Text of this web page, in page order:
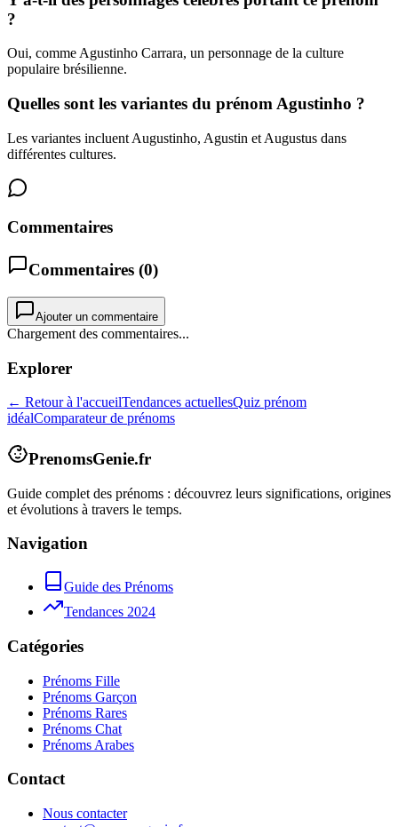
?
Oui, comme Agustinho Carrara, un personnage de la culture
populaire brésilienne.
Quelles sont les variantes du prénom Agustinho ?
Les variantes incluent Augustinho, Agustin et Augustus dans
différentes cultures.
Commentaires
Commentaires (0)
Ajouter un commentaire
Chargement des commentaires...
Explorer
← Retour à l'accueilTendances actuellesQuiz prénom
idéalComparateur de prénoms
PrenomsGenie.fr
Guide complet des prénoms : découvrez leurs significations, origines
et évolutions à travers le temps.
Navigation
Guide des Prénoms
Tendances 2024
Catégories
Prénoms Fille
Prénoms Garçon
Prénoms Rares
Prénoms Chat
Prénoms Arabes
Contact
Nous contacter